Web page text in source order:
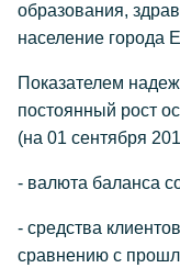
образования,
население города
Показателем
постоянный рост
(на 01 сентября
- валюта баланса
- средства
сравнению с